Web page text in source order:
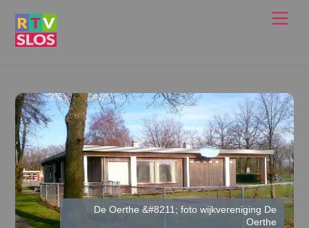
De Oerthe &#8211; foto wijkvereniging De
Oerthe